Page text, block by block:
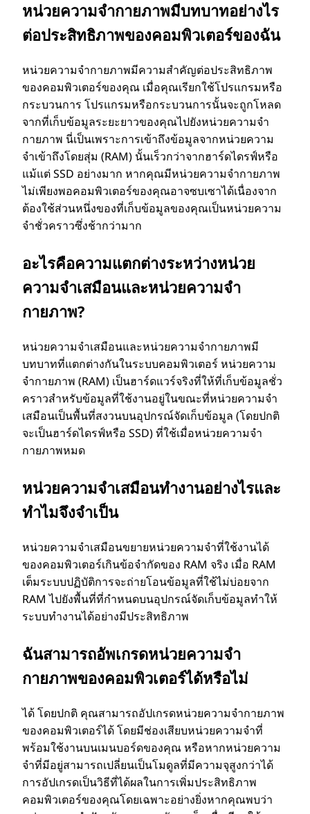
หน่วยความจํากายภาพมีบทบาทอย่างไร
ต่อประสิทธิภาพของคอมพิวเตอร์ของฉัน
หน่วยความจํากายภาพมีความสําคัญต่อประสิทธิภาพ
ของคอมพิวเตอร์ของคุณ เมื่อคุณเรียกใช้โปรแกรมหรือ
กระบวนการ โปรแกรมหรือกระบวนการนั้นจะถูกโหลด
จากที่เก็บข้อมูลระยะยาวของคุณไปยังหน่วยความจํา
กายภาพ นี่เป็นเพราะการเข้าถึงข้อมูลจากหน่วยความ
จําเข้าถึงโดยสุ่ม (RAM) นั้นเร็วกว่าจากฮาร์ดไดรฟ์หรือ
แม้แต่ SSD อย่างมาก หากคุณมีหน่วยความจํากายภาพ
ไม่เพียงพอคอมพิวเตอร์ของคุณอาจซบเซาได้เนื่องจาก
ต้องใช้ส่วนหนึ่งของที่เก็บข้อมูลของคุณเป็นหน่วยความ
จําชั่วคราวซึ่งช้ากว่ามาก
อะไรคือความแตกต่างระหว่างหน่วย
ความจําเสมือนและหน่วยความจํา
กายภาพ?
หน่วยความจําเสมือนและหน่วยความจํากายภาพมี
บทบาทที่แตกต่างกันในระบบคอมพิวเตอร์ หน่วยความ
จํากายภาพ (RAM) เป็นฮาร์ดแวร์จริงที่ให้ที่เก็บข้อมูลชั่ว
คราวสําหรับข้อมูลที่ใช้งานอยู่ในขณะที่หน่วยความจํา
เสมือนเป็นพื้นที่สงวนบนอุปกรณ์จัดเก็บข้อมูล (โดยปกติ
จะเป็นฮาร์ดไดรฟ์หรือ SSD) ที่ใช้เมื่อหน่วยความจํา
กายภาพหมด
หน่วยความจําเสมือนทํางานอย่างไรและ
ทําไมจึงจําเป็น
หน่วยความจําเสมือนขยายหน่วยความจําที่ใช้งานได้
ของคอมพิวเตอร์เกินข้อจํากัดของ RAM จริง เมื่อ RAM
เต็มระบบปฏิบัติการจะถ่ายโอนข้อมูลที่ใช้ไม่บ่อยจาก
RAM ไปยังพื้นที่ที่กําหนดบนอุปกรณ์จัดเก็บข้อมูลทําให้
ระบบทํางานได้อย่างมีประสิทธิภาพ
ฉันสามารถอัพเกรดหน่วยความจํา
กายภาพของคอมพิวเตอร์ได้หรือไม่
ได้ โดยปกติ คุณสามารถอัปเกรดหน่วยความจํากายภาพ
ของคอมพิวเตอร์ได้ โดยมีช่องเสียบหน่วยความจําที่
พร้อมใช้งานบนเมนบอร์ดของคุณ หรือหากหน่วยความ
จําที่มีอยู่สามารถเปลี่ยนเป็นโมดูลที่มีความจุสูงกว่าได้
การอัปเกรดเป็นวิธีที่ได้ผลในการเพิ่มประสิทธิภาพ
คอมพิวเตอร์ของคุณโดยเฉพาะอย่างยิ่งหากคุณพบว่า